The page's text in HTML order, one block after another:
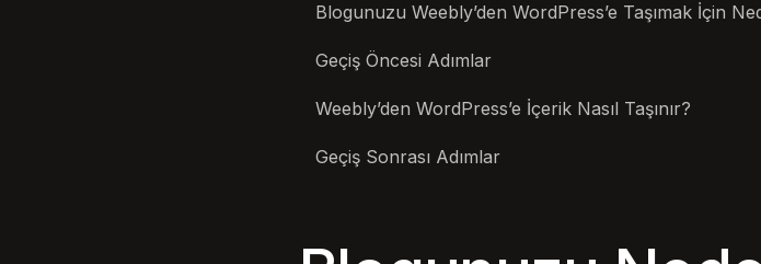
Blogunuzu Weebly’den WordPress’e Taşımak İçin
Geçiş Öncesi Adımlar
Weebly’den WordPress’e İçerik Nasıl Taşınır?
Geçiş Sonrası Adımlar